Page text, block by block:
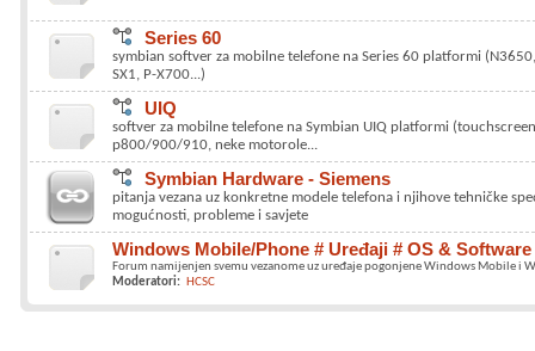
Series 60
symbian softver za mobilne telefone na Series 60 platformi
SX1, P-X700...)
UIQ
softver za mobilne telefone na Symbian UIQ platformi
p800/900/910, neke motorole...
Symbian Hardware - Siemens
pitanja vezana uz konkretne modele telefona i njihove tehničke
mogućnosti, probleme i savjete
Windows Mobile/Phone # Uređaji # OS & Software
Forum namijenjen svemu vezanome uz uređaje pogonjene Windows Mobile i
Moderatori: HCSC